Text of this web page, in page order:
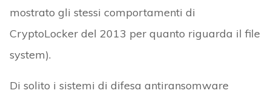
mostrato gli stessi comportamenti di
CryptoLocker del 2013 per quanto riguarda il file
system).
Di solito i sistemi di difesa antiransomware